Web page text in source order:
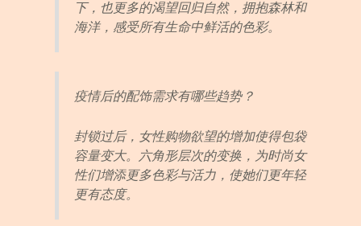
下，也更多的渴望回归自然，拥抱森林和
海洋，感受所有生命中鲜活的色彩。
疫情后的配饰需求有哪些趋势？
封锁过后，女性购物欲望的增加使得包袋
容量变大。六角形层次的变换，为时尚女
性们增添更多色彩与活力，使她们更年轻
更有态度。